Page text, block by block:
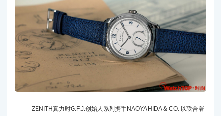
ZENITH真力时G.F.J.创始人系列携手NAOYA HIDA & CO. 以联合署